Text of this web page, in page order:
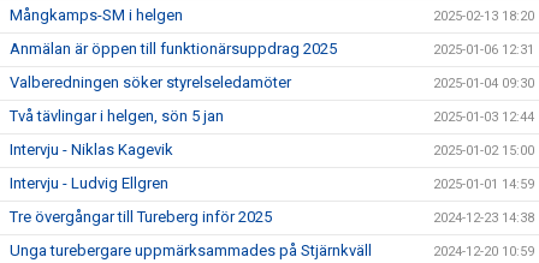
Mångkamps-SM i helgen 2025-02-13 18:20
Anmälan är öppen till funktionärsuppdrag 2025 2025-01-06 12:31
Valberedningen söker styrelseledamöter 2025-01-04 09:30
Två tävlingar i helgen, sön 5 jan 2025-01-03 12:44
Intervju - Niklas Kagevik 2025-01-02 15:00
Intervju - Ludvig Ellgren 2025-01-01 14:59
Tre övergångar till Tureberg inför 2025 2024-12-23 14:38
Unga turebergare uppmärksammades på Stjärnkväll 2024-12-20 10:59